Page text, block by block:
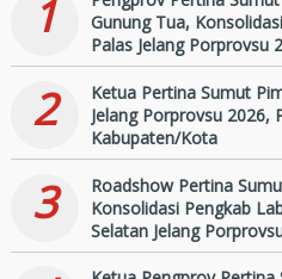
1
Gunung Tua,
Palas Jelang Porprovsu
2
Ketua Pertina Sumut
Jelang Porprovsu 2026,
Kabupaten/Kota
3
Roadshow Pertina
Konsolidasi Pengkab
Selatan Jelang